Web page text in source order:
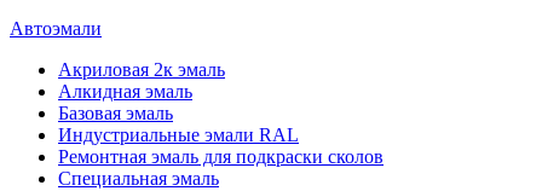
Автоэмали
Акриловая 2к эмаль
Алкидная эмаль
Базовая эмаль
Индустриальные эмали RAL
Ремонтная эмаль для подкраски сколов
Специальная эмаль